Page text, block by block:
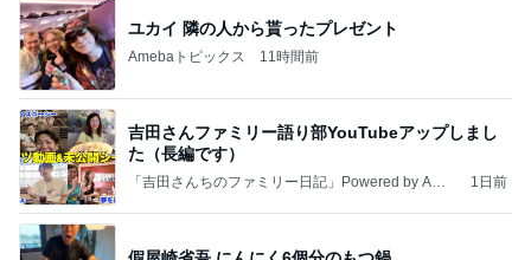
ユカイ 隣の人から貰ったプレゼント
Amebaトピックス 11時間前
吉田さんファミリー語り部YouTubeアップしまし
た（長編です）
「吉田さんちのファミリー日記」Powered by Ame
1日前